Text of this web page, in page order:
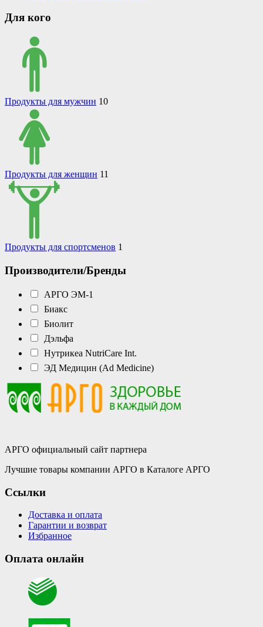
Для кого
Продукты для мужчин 10
Продукты для женщин 11
Продукты для спортсменов 1
Производители/Бренды
АРГО ЭМ-1
Биакс
Биолит
Дэльфа
Нутрикеа NutriCare Int.
ЭД Медицин (Ad Medicine)
АРГО официальный сайт партнера
Лучшие товары компании АРГО в Каталоге АРГО
Ссылки
Доставка и оплата
Гарантии и возврат
Избранное
Оплата онлайн